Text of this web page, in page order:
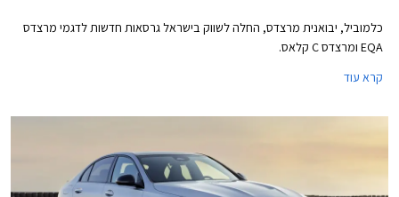
כלמוביל, יבואנית מרצדס, החלה לשווק בישראל גרסאות חדשות לדגמי מרצדס
EQA ומרצדס C קלאס.
קרא עוד